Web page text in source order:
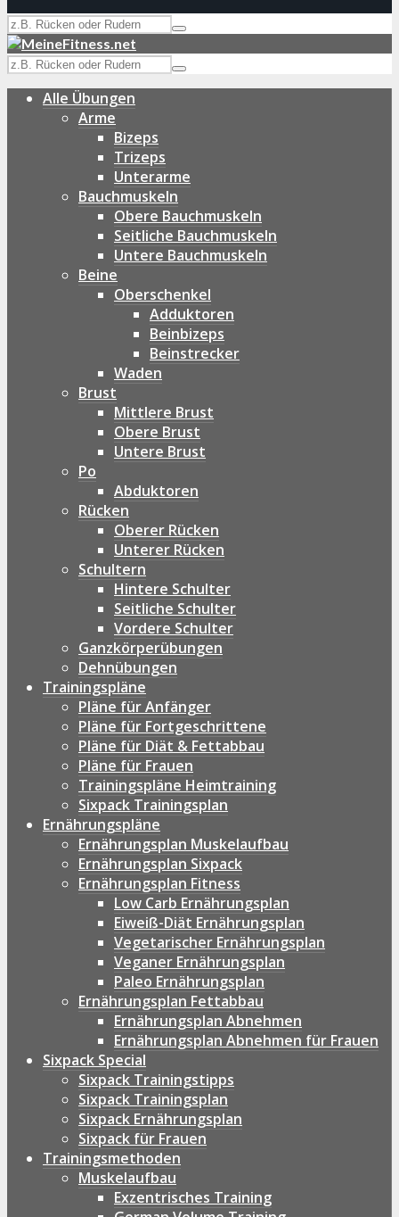
Alle Übungen
Arme
Bizeps
Trizeps
Unterarme
Bauchmuskeln
Obere Bauchmuskeln
Seitliche Bauchmuskeln
Untere Bauchmuskeln
Beine
Oberschenkel
Adduktoren
Beinbizeps
Beinstrecker
Waden
Brust
Mittlere Brust
Obere Brust
Untere Brust
Po
Abduktoren
Rücken
Oberer Rücken
Unterer Rücken
Schultern
Hintere Schulter
Seitliche Schulter
Vordere Schulter
Ganzkörperübungen
Dehnübungen
Trainingspläne
Pläne für Anfänger
Pläne für Fortgeschrittene
Pläne für Diät & Fettabbau
Pläne für Frauen
Trainingspläne Heimtraining
Sixpack Trainingsplan
Ernährungspläne
Ernährungsplan Muskelaufbau
Ernährungsplan Sixpack
Ernährungsplan Fitness
Low Carb Ernährungsplan
Eiweiß-Diät Ernährungsplan
Vegetarischer Ernährungsplan
Veganer Ernährungsplan
Paleo Ernährungsplan
Ernährungsplan Fettabbau
Ernährungsplan Abnehmen
Ernährungsplan Abnehmen für Frauen
Sixpack Special
Sixpack Trainingstipps
Sixpack Trainingsplan
Sixpack Ernährungsplan
Sixpack für Frauen
Trainingsmethoden
Muskelaufbau
Exzentrisches Training